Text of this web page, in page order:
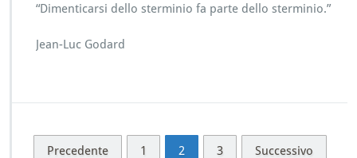
“Dimenticarsi dello sterminio fa parte dello sterminio.”
Jean-Luc Godard
Precedente 1 2 3 Successivo